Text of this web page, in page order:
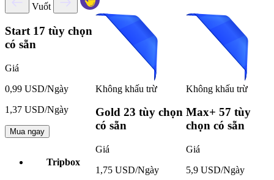
Vuốt
Start 17 tùy chọn
có sẵn
Giá
0,99 USD/Ngày
1,37 USD/Ngày
Mua ngay
Tripbox
Không khấu trừ
Gold 23 tùy chọn
có sẵn
Giá
1,75 USD/Ngày
Không khấu trừ
Max+ 57 tùy
chọn có sẵn
Giá
5,9 USD/Ngày